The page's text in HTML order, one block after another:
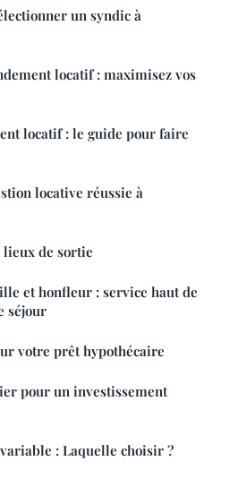
un syndic à
locatif : maximisez vos
locatif : le guide pour faire
locative réussie à
lieux de sortie
et honfleur : service haut de
séjour
votre prêt hypothécaire
pour un investissement
: Laquelle choisir ?